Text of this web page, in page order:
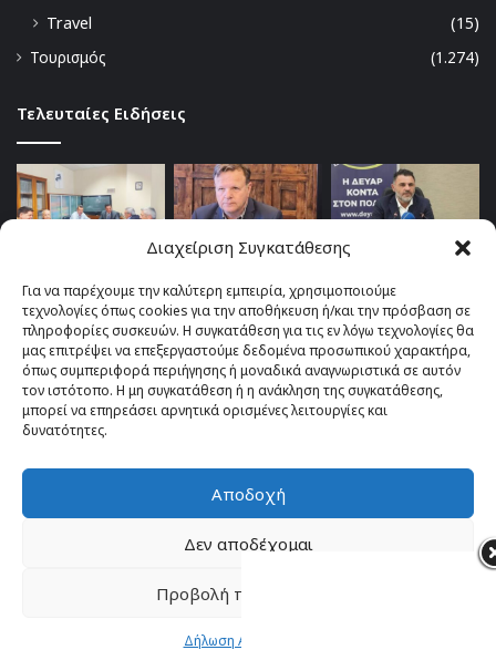
Διαχείριση Συγκατάθεσης
Για να παρέχουμε την καλύτερη εμπειρία, χρησιμοποιούμε
τεχνολογίες όπως cookies για την αποθήκευση ή/και την πρόσβαση σε
πληροφορίες συσκευών. Η συγκατάθεση για τις εν λόγω τεχνολογίες θα
μας επιτρέψει να επεξεργαστούμε δεδομένα προσωπικού χαρακτήρα,
όπως συμπεριφορά περιήγησης ή μοναδικά αναγνωριστικά σε αυτόν
τον ιστότοπο. Η μη συγκατάθεση ή η ανάκληση της συγκατάθεσης,
μπορεί να επηρεάσει αρνητικά ορισμένες λειτουργίες και
δυνατότητες.
Αποδοχή
Δεν αποδέχομαι
Προβολή προτιμήσεων
Δήλωση Απορρήτου
Travel
(15)
Τουρισμός
(1.274)
Τελευταίες Ειδήσεις
© Copyright 2026, All Rights Reserved |TOP fm 102.4